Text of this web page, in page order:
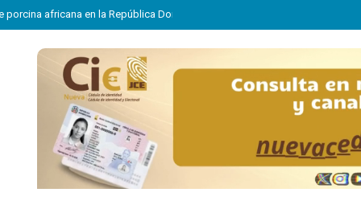
africana en la República Dominicana